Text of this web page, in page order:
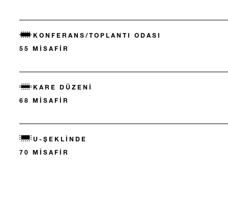
KONFERANS/TOPLANTI ODASI
55 MISAFIR
KARE DÜZENI
68 MISAFIR
U-ŞEKLINDE
70 MISAFIR